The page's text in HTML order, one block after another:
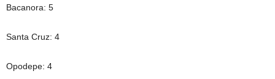
Bacanora: 5
Santa Cruz: 4
Opodepe: 4